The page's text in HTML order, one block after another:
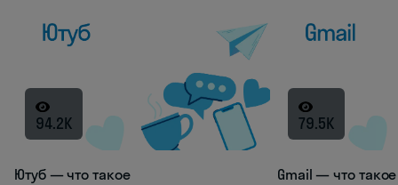
94.2K
Ютуб — что такое
79.5K
Gmail — что такое